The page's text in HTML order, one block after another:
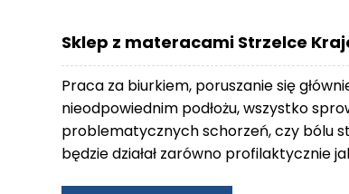
Sklep z materacami Strzelce
Praca za biurkiem, poruszanie się
nieodpowiednim podłożu, wszystko
problematycznych schorzeń, czy bólu
będzie działał zarówno profilaktycznie